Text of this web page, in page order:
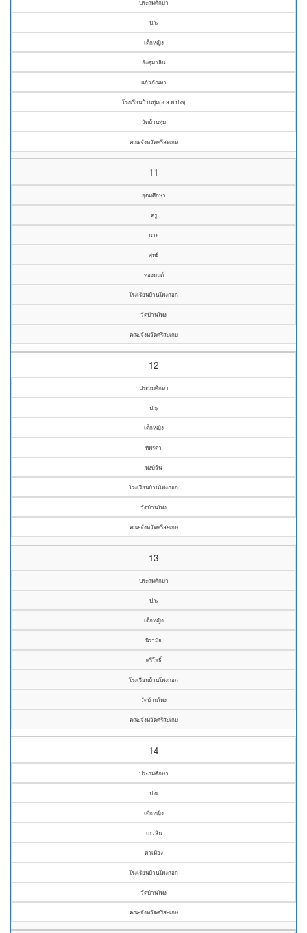
ประถมศึกษา
ป.๖
เด็กหญิง
อังศุมาลิน
แก้วกัณหา
โรงเรียนบ้านทุ่ม(อ.ส.พ.ป.๓)
วัดบ้านทุ่ม
คณะจังหวัดศรีสะเกษ
11
อุดมศึกษา
ครู
นาย
ศุทธิ
ทองมนต์
โรงเรียนบ้านโพงกอก
วัดบ้านโพง
คณะจังหวัดศรีสะเกษ
12
ประถมศึกษา
ป.๖
เด็กหญิง
ทิพรดา
พงษ์วัน
โรงเรียนบ้านโพงกอก
วัดบ้านโพง
คณะจังหวัดศรีสะเกษ
13
ประถมศึกษา
ป.๖
เด็กหญิง
นิรามัย
ศรีโพธิ์
โรงเรียนบ้านโพงกอก
วัดบ้านโพง
คณะจังหวัดศรีสะเกษ
14
ประถมศึกษา
ป.๕
เด็กหญิง
เกวลิน
คำเมือง
โรงเรียนบ้านโพงกอก
วัดบ้านโพง
คณะจังหวัดศรีสะเกษ